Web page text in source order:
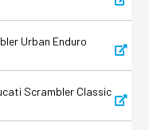
Urban Enduro
Scrambler Classic